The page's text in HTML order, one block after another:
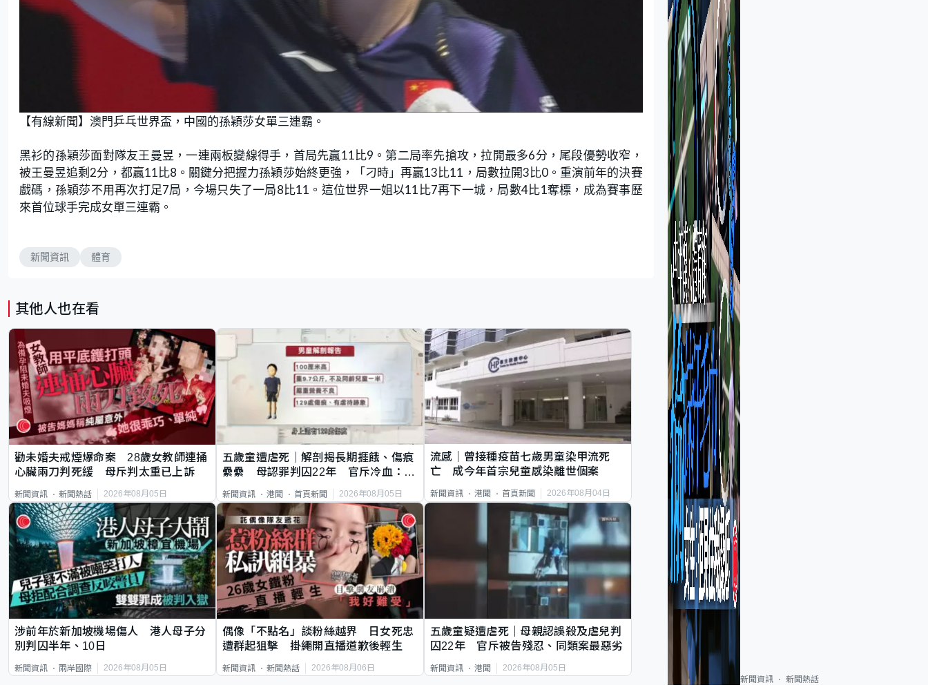
【有線新聞】澳門乒乓世界盃，中國的孫穎莎女單三連霸。
黑衫的孫穎莎面對隊友王曼昱，一連兩板變線得手，首局先贏11比9。第二局率先搶攻，拉開最多6分，尾段優勢收窄，
被王曼昱追剩2分，都贏11比8。關鍵分把握力孫穎莎始終更強，「刁時」再贏13比11，局數拉開3比0。重演前年的決賽
戲碼，孫穎莎不用再次打足7局，今場只失了一局8比11。這位世界一姐以11比7再下一城，局數4比1奪標，成為賽事歷
來首位球手完成女單三連霸。
新聞資訊 體育
其他人也在看
勸未婚夫戒煙爆命案 28歲女教師連捅
心臟兩刀判死緩 母斥判太重已上訴
新聞資訊 新聞熱話 2026年08月05日
五歲童遭虐死｜解剖揭長期捱餓、傷痕
纍纍 母認罪判囚22年 官斥冷血：同
新聞資訊 港聞 首頁新聞 2026年08月05日
流感｜曾接種疫苗七歲男童染甲流死
亡 成今年首宗兒童感染離世個案
新聞資訊 港聞 首頁新聞 2026年08月04日
涉前年於新加坡機場傷人 港人母子分
別判囚半年、10日
新聞資訊 兩岸國際 2026年08月05日
偶像「不點名」談粉絲越界 日女死忠
遭群起狙擊 掛繩開直播道歉後輕生
新聞資訊 新聞熱話 2026年08月06日
五歲童疑遭虐死｜母親認誤殺及虐兒判
囚22年 官斥被告殘忍、同類案最惡劣
新聞資訊 港聞 2026年08月05日
新聞資訊 新聞熱話